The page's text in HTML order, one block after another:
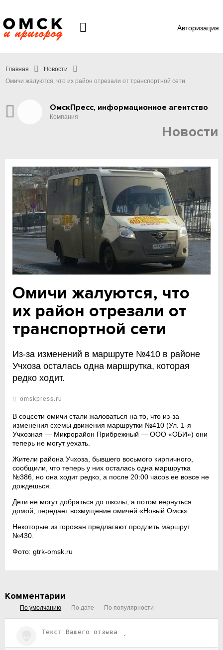
Авторизация
Главная
Новости
Омичи жалуются, что их район отрезали от транспортной сети
ОмскПресс, информационное агентство
Компания
Новости
Омичи жалуются, что
их район отрезали от
транспортной сети
Из-за изменений в маршруте №410 в районе
Учхоза осталась одна маршрутка, которая
редко ходит.
omskpress.ru
В соцсети омичи стали жаловаться на то, что из-за
изменения схемы движения маршрутки №410 (Ул. 1-я
Учхозная — Микрорайон Прибрежный — ООО «ОБИ») они
теперь не могут уехать.
Жители района Учхоза, бывшего восьмого кирпичного,
сообщили, что теперь у них осталась одна маршрутка
№386, но она ходит редко, а после 20:00 часов ее вовсе не
дождешься.
Дети не могут добраться до школы, а потом вернуться
домой, передает возмущение омичей «Новый Омск».
Некоторые из горожан предлагают продлить маршрут
№430.
Фото: gtrk-omsk.ru
Комментарии
По умолчанию По дате По популярности